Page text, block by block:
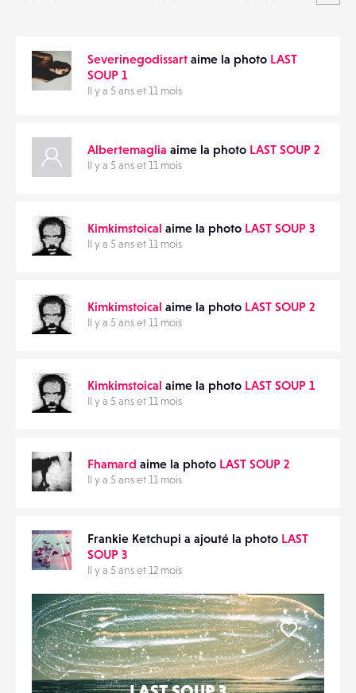
MATÉRIELS
ÉVÉNEMENTS
Severinegodissart aime la photo LAST
SOUP 1
Il y a 5 ans et 11 mois
Albertemaglia aime la photo LAST SOUP 2
Il y a 5 ans et 11 mois
Kimkimstoical aime la photo LAST SOUP 3
Il y a 5 ans et 11 mois
Kimkimstoical aime la photo LAST SOUP 2
Il y a 5 ans et 11 mois
Kimkimstoical aime la photo LAST SOUP 1
Il y a 5 ans et 11 mois
Fhamard aime la photo LAST SOUP 2
Il y a 5 ans et 11 mois
Frankie Ketchupi a ajouté la photo LAST
SOUP 3
Il y a 5 ans et 12 mois
Liker